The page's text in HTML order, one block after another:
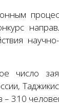
научно-
число
310